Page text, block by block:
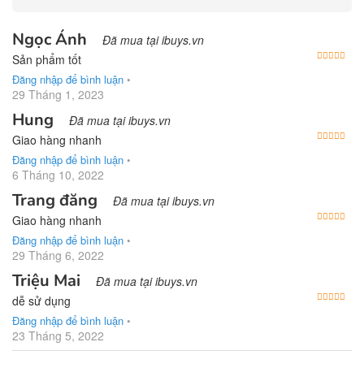
Ngọc Ánh Đã mua tại ibuys.vn
Sản phẩm tốt
Đăng nhập để bình luận •
29 Tháng 1, 2023
Hung Đã mua tại ibuys.vn
Giao hàng nhanh
Đăng nhập để bình luận •
6 Tháng 10, 2022
Trang đăng Đã mua tại ibuys.vn
Giao hàng nhanh
Đăng nhập để bình luận •
29 Tháng 6, 2022
Triệu Mai Đã mua tại ibuys.vn
dễ sử dụng
Đăng nhập để bình luận •
23 Tháng 5, 2022